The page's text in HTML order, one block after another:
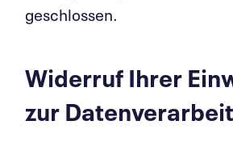
geschlossen.
Widerruf Ihrer
zur